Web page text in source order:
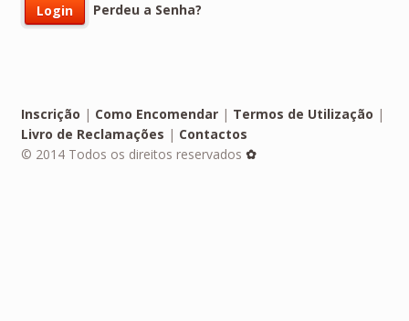
Perdeu a Senha?
Inscrição | Como Encomendar| Termos de Utilização |
Livro de Reclamações | Contactos
© 2014 Todos os direitos reservados ✿